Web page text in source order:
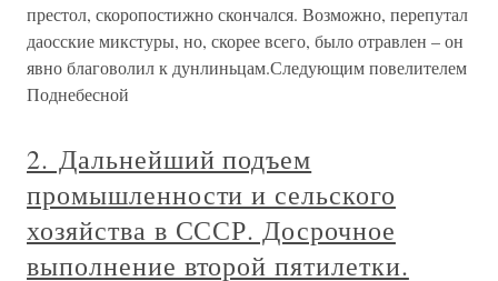
престол, скоропостижно скончался. Возможно, перепутал
даосские микстуры, но, скорее всего, было отравлен – он
явно благоволил к дунлиньцам.Следующим повелителем
Поднебесной
2. Дальнейший подъем
промышленности и сельского
хозяйства в СССР. Досрочное
выполнение второй пятилетки.